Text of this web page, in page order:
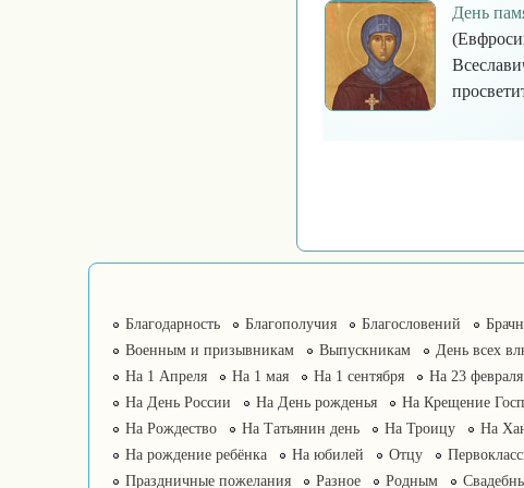
День
Благодарность Благополучия Благословений
Военным и призывникам
Выпускникам День всех
На 1 Апреля
На 1 мая На 1 сентября На 23 февраля
На День России
На День рожденья На Крещение
На Рождество
На Татьянин день На Троицу На
На рождение ребёнка
На юбилей Отцу
Праздничные пожелания
Разное Родным